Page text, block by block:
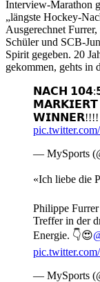
Interview-Marathon
„längste Hockey-
Ausgerechnet
Schüler und SCB-
Spirit gegeben. 20
gekommen, gehts in
𝗡𝗔𝗖𝗛
𝗪𝗜𝗡𝗡𝗘𝗥!!!!
— MySports
«Ich liebe die
Philippe
Treffer in der
Energie. 👇😍
— MySports